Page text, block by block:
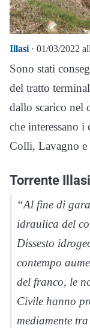
Illasi · 01/03/2022
Sono stati
del tratto
dallo scarico nel
che interessano
Colli, Lavagno e
Torrente Illasi
“Al fine di
idraulica del
Dissesto
contempo
del franco, le
Civile hanno
mediamente